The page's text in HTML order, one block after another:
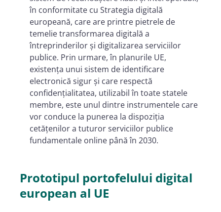
în conformitate cu Strategia digitală
europeană, care are printre pietrele de
temelie transformarea digitală a
întreprinderilor și digitalizarea serviciilor
publice. Prin urmare, în planurile UE,
existența unui sistem de identificare
electronică sigur și care respectă
confidențialitatea, utilizabil în toate statele
membre, este unul dintre instrumentele care
vor conduce la punerea la dispoziția
cetățenilor a tuturor serviciilor publice
fundamentale online până în 2030.
Prototipul portofelului digital
european al UE